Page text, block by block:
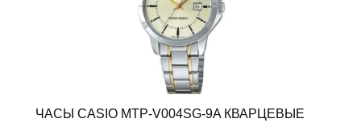
ЧАСЫ CASIO MTP-V004SG-9A КВАРЦЕВЫЕ